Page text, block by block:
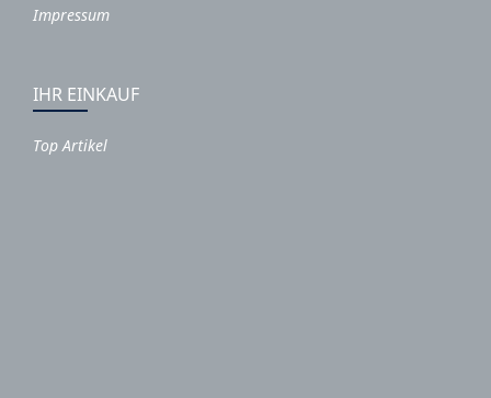
Impressum
IHR EINKAUF
Top Artikel